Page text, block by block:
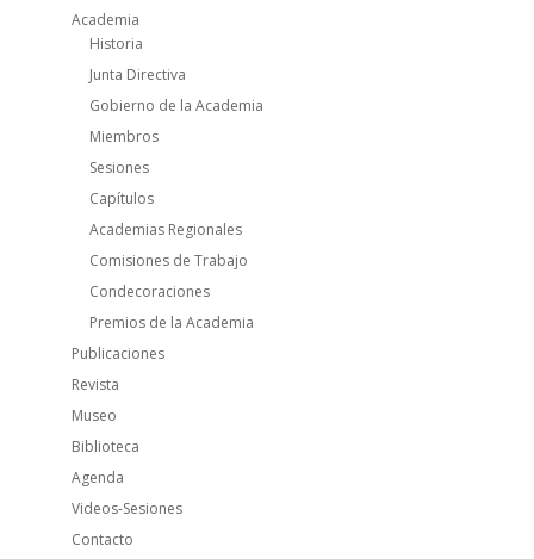
Academia
Historia
Junta Directiva
Gobierno de la Academia
Miembros
Sesiones
Capítulos
Academias Regionales
Comisiones de Trabajo
Condecoraciones
Premios de la Academia
Publicaciones
Revista
Museo
Biblioteca
Agenda
Videos-Sesiones
Contacto